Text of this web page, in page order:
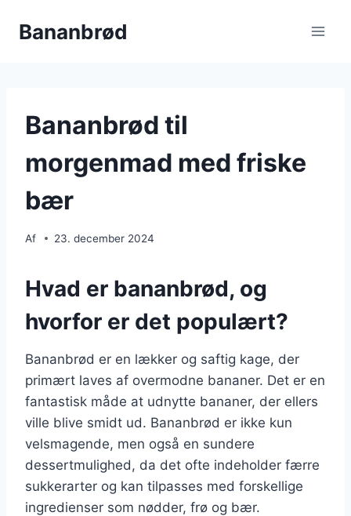
Bananbrød
Bananbrød til
morgenmad med friske
bær
Af 23. december 2024
Hvad er bananbrød, og
hvorfor er det populært?
Bananbrød er en lækker og saftig kage, der
primært laves af overmodne bananer. Det er en
fantastisk måde at udnytte bananer, der ellers
ville blive smidt ud. Bananbrød er ikke kun
velsmagende, men også en sundere
dessertmulighed, da det ofte indeholder færre
sukkerarter og kan tilpasses med forskellige
ingredienser som nødder, frø og bær.